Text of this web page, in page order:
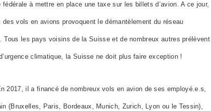
fédérale à mettre en place une taxe sur les billets d’avion.A ce jour,
vols en avions provoquent le démantèlement du réseau
les pays voisins de la Suisse et de nombreux autres prélèvent
climatique, la Suisse ne doit plus faire exception !
2017, il a financé de nombreux vols en avion de ses employé.e.s,
(Bruxelles, Paris, Bordeaux, Munich, Zurich, Lyon ou le Tessin),